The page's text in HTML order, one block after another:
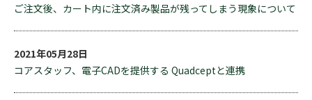
ご注文後、カート内に注文済み製品が残ってしまう現象について
2021年05月28日
コアスタッフ、電子CADを提供する Quadceptと連携